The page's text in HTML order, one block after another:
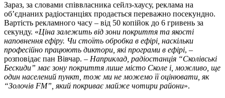
Зараз, за словами співвласника сейлз-хаусу, реклама на
об’єднаних радіостанціях продається переважно посекундно.
Вартість рекламного часу – від 50 копійок до 6 гривень за
секунду. «Ціна залежить від зони покриття та якості
наповнення ефіру. Чи стоїть обробка в ефірі, наскільки
професійно працюють диктори, які програми в ефірі, –
розповідає пан Вівчар. – Наприклад, радіостанція “Сколівські
Бескиди” має зону покриття лише місто Сколе і, можливо, ще
один населений пункт, тож ми не можемо її оцінювати, як
“Золочів FM”, який покриває майже чотири райони».